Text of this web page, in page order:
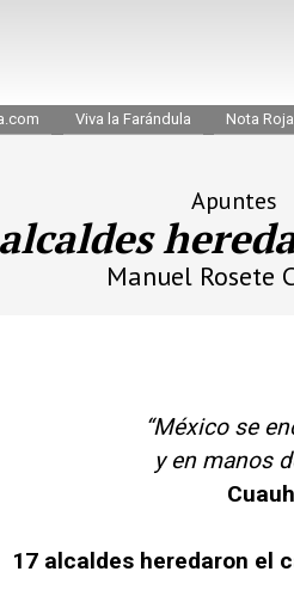
Viva la Farándula Nota Roja
Apuntes
Manuel Rosete
“México se
y en manos
17 alcaldes heredaron el